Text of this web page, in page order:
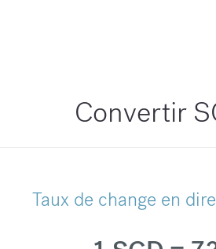
Convertir
Taux de change en